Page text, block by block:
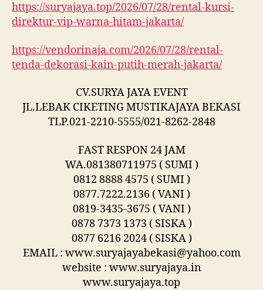
https://suryajaya.top/2026/07/28/rental-kursi-
direktur-vip-warna-hitam-jakarta/
https://vendorinaja.com/2026/07/28/rental-
tenda-dekorasi-kain-putih-merah-jakarta/
CV.SURYA JAYA EVENT
JL.LEBAK CIKETING MUSTIKAJAYA BEKASI
TLP.021-2210-5555/021-8262-2848
FAST RESPON 24 JAM
WA.081380711975 ( SUMI )
0812 8888 4575 ( SUMI )
0877.7222.2136 ( VANI )
0819-3435-3675 ( VANI )
0878 7373 1373 ( SISKA )
0877 6216 2024 ( SISKA )
EMAIL : www.suryajayabekasi@yahoo.com
website : www.suryajaya.in
www.suryajaya.top